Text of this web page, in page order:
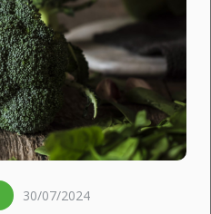
30/07/2024